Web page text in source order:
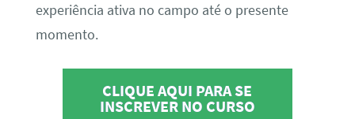
experiência ativa no campo até o presente
momento.
CLIQUE AQUI PARA SE
INSCREVER NO CURSO